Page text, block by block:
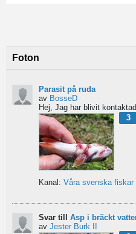
Foton
Parasit på ruda
av BosseD
Hej, Jag har blivit kontaktad av en
3
Kanal: Våra svenska fiskar
Svar till Asp i bräckt
av Jester Burk II